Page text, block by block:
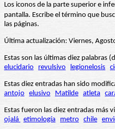
Los iconos de la parte superior e
pantalla. Escribe el término que
las páginas.
Última actualización: Viernes,
Estas son las últimas diez palabras
elucidario
revulsivo legionelosis
Estas diez entradas han sido
antojo elusivo Matilde atleta
Estas fueron las diez entradas más
ojalá etimología metro chile